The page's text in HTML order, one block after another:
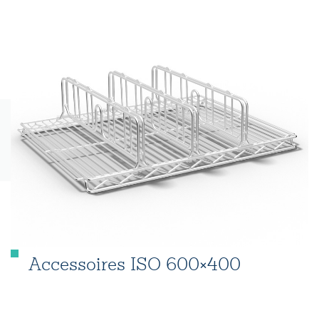
Accessoires ISO 600×400